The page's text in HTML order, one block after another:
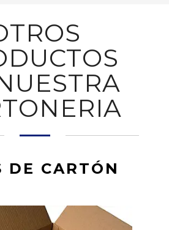
DE CARTÓN